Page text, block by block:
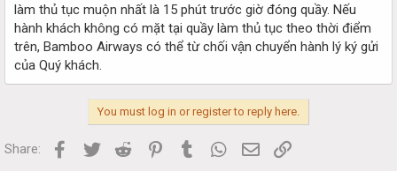
làm thủ tục muộn nhất là 15 phút trước giờ đóng quầy. Nếu
hành khách không có mặt tại quầy làm thủ tục theo thời điểm
trên, Bamboo Airways có thể từ chối vận chuyển hành lý ký gửi
của Quý khách.
You must log in or register to reply here.
Share: Facebook
Twitter Reddit PinterestTumblr WhatsApp
Email